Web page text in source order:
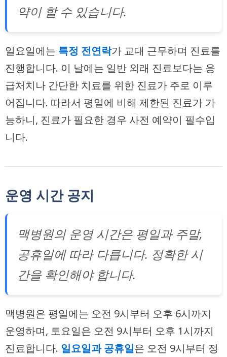
약이 할 수 있습니다.
일요일에는 특정 전연락가 교대 근무하며 진료를
진행합니다. 이 날에는 일반 외래 진료보다는 응
급처치나 간단한 치료를 위한 진료가 주로 이루
어집니다. 따라서 평일에 비해 제한된 진료가 가
능하니, 진료가 필요한 경우 사전 예약이 필수입
니다.
운영 시간 공지
맥병원의 운영 시간은 평일과 주말,
공휴일에 따라 다릅니다. 정확한 시
간을 확인해야 합니다.
맥병원은 평일에는 오전 9시부터 오후 6시까지
운영하며, 토요일은 오전 9시부터 오후 1시까지
진료합니다. 일요일과 공휴일은 오전 9시부터 정